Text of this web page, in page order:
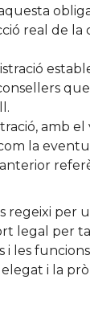
real de
amb
la
per
legal per
i les
i la